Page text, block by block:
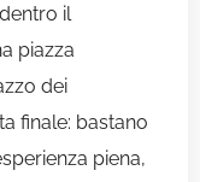
il
piazza
dei
finale: bastano
piena,